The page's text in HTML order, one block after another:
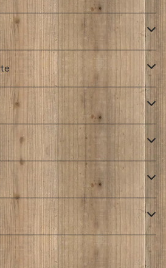
子セット
焼き菓子セット